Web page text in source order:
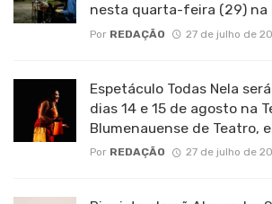
nesta quarta-feira (29) na
Por REDAÇÃO 27 de julho de
Espetáculo Todas Nela
dias 14 e 15 de agosto na
Blumenauense de Teatro,
Por REDAÇÃO 27 de julho de